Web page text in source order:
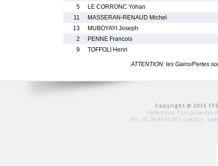
5
LE CORRONC Yohan
11
MASSERAN-RENAUD Michel
13
MUBOYAYI Joseph
2
PENNE Francois
9
TOFFOLI Henri
ATTENTION: les Gains/Pertes
Copyright © 2015
Fédération Française des
tél : 01 39 44 65 80 | contact :